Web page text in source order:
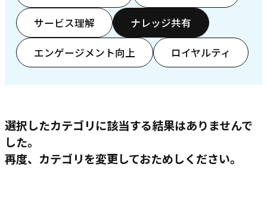
サービス理解 ナレッジ共有
エンゲージメント向上 ロイヤルティ
選択したカテゴリに該当する結果はありませんで
した。
再度、カテゴリを変更しておためしください。